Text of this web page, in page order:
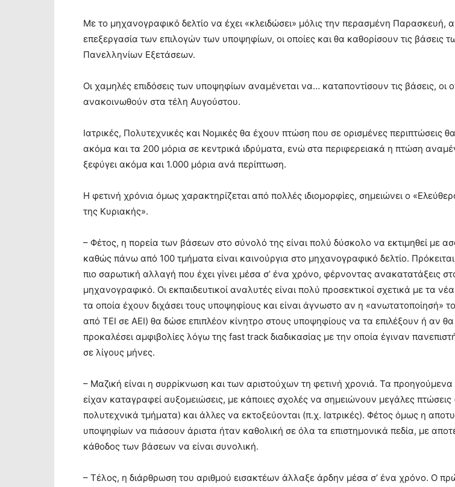
Με το μηχανογραφικό δελτίο να έχει «κλειδώσει» μόλις την περασμένη Παρασκευή,
επεξεργασία των επιλογών των υποψηφίων, οι οποίες και θα καθορίσουν τις βάσεις
Πανελληνίων Εξετάσεων.
Οι χαμηλές επιδόσεις των υποψηφίων αναμένεται να… καταποντίσουν τις βάσεις, οι
ανακοινωθούν στα τέλη Αυγούστου.
Ιατρικές, Πολυτεχνικές και Νομικές θα έχουν πτώση που σε ορισμένες περιπτώσεις θα
ακόμα και τα 200 μόρια σε κεντρικά ιδρύματα, ενώ στα περιφερειακά η πτώση
ξεφύγει ακόμα και 1.000 μόρια ανά περίπτωση.
Η φετινή χρόνια όμως χαρακτηρίζεται από πολλές ιδιομορφίες, σημειώνει ο
της Κυριακής».
– Φέτος, η πορεία των βάσεων στο σύνολό της είναι πολύ δύσκολο να εκτιμηθεί με
καθώς πάνω από 100 τμήματα είναι καινούργια στο μηχανογραφικό δελτίο. Πρόκειται
πιο σαρωτική αλλαγή που έχει γίνει μέσα σ’ ένα χρόνο, φέρνοντας ανακατατάξεις
μηχανογραφικό. Οι εκπαιδευτικοί αναλυτές είναι πολύ προσεκτικοί σχετικά με τα
τα οποία έχουν διχάσει τους υποψηφίους και είναι άγνωστο αν η «ανωτατοποίησή»
από ΤΕΙ σε ΑΕΙ) θα δώσε επιπλέον κίνητρο στους υποψηφίους να τα επιλέξουν ή αν θα
προκαλέσει αμφιβολίες λόγω της fast track διαδικασίας με την οποία έγιναν
σε λίγους μήνες.
– Μαζική είναι η συρρίκνωση και των αριστούχων τη φετινή χρονιά. Τα προηγούμενα
είχαν καταγραφεί αυξομειώσεις, με κάποιες σχολές να σημειώνουν μεγάλες πτώσεις
πολυτεχνικά τμήματα) και άλλες να εκτοξεύονται (π.χ. Ιατρικές). Φέτος όμως η
υποψηφίων να πιάσουν άριστα ήταν καθολική σε όλα τα επιστημονικά πεδία, με
κάθοδος των βάσεων να είναι συνολική.
– Τέλος, η διάρθρωση του αριθμού εισακτέων άλλαξε άρδην μέσα σ’ ένα χρόνο. Ο